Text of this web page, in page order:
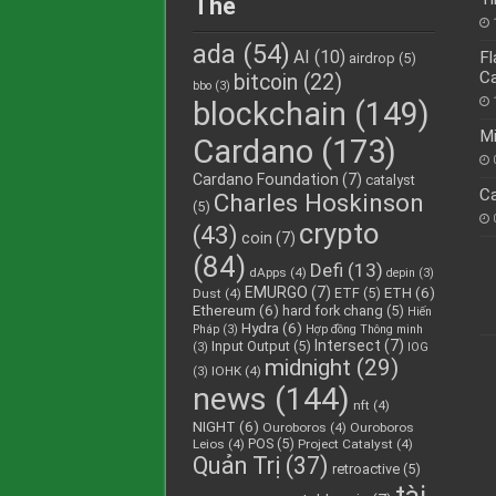
Thẻ
ada (54) AI (10) airdrop (5)
bbo(3) bitcoin (22)
blockchain (149)
Cardano (173)
Cardano Foundation (7) catalyst
(5) Charles Hoskinson
(43) coin (7) crypto
(84) dApps (4) Defi (13) depin (3)
Dust (4) EMURGO (7) ETF(5) ETH (6)
Ethereum (6) hard fork chang (5) Hiến
Pháp(3) Hydra (6) Hợp đồng Thông minh
(3) Input Output(5) Intersect (7)
IOG
(3) IOHK(4) midnight (29)
news (144) nft (4)
NIGHT (6) Ouroboros (4) Ouroboros
Leios (4) POS(5) Project Catalyst (4)
Quản Trị (37) retroactive(5)